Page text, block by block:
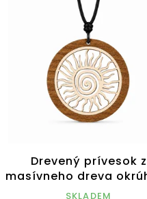
Drevený prívesok z
masívneho dreva
vkladom - slnko 6,5
SKLADEM